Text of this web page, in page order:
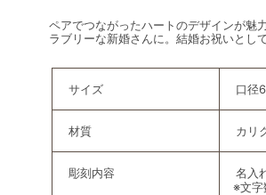
ペアでつながったハートのデザインが魅
ラブリーな新婚さんに。結婚お祝いとし
サイズ 口径
材質 カリ
彫刻内容
名入
※文字